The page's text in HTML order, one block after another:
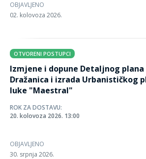
OBJAVLJENO
02. kolovoza 2026.
OTVORENI POSTUPCI
Izmjene i dopune Detaljnog
Dražanica i izrada Urbanističkog
luke "Maestral"
ROK ZA DOSTAVU:
20. kolovoza 2026. 13:00
OBJAVLJENO
30. srpnja 2026.